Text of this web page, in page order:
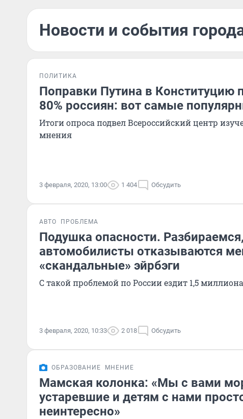
Новости и события
ПОЛИТИКА
Поправки Путина в Конституцию
80% россиян: вот самые
Итоги опроса подвел Всероссийский центр
мнения
3 февраля, 2020, 13:00 1 404 Обсудить
АВТО ПРОБЛЕМА
Подушка опасности.
автомобилисты отказываются
«скандальные» эйрбэги
С такой проблемой по России ездит 1,5
3 февраля, 2020, 10:33 2 018 Обсудить
ОБРАЗОВАНИЕ МНЕНИЕ
Мамская колонка: «Мы с вами
устаревшие и детям с нами
неинтересно»